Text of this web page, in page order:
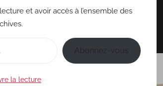
Policier Récits de vies
et avoir accès à l’ensemble des
Abonnez-vous
la lecture